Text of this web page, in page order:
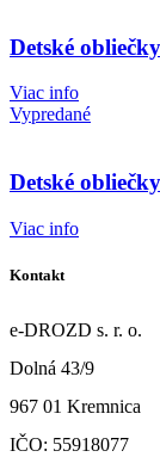
Detské
Viac info
Vypredané
Detské
Viac info
Kontakt
e-DROZD s. r. o.
Dolná 43/9
967 01 Kremnica
IČO: 55918077